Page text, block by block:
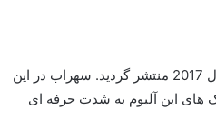
آلبوم یکسین نیز توسط اعضای گروه زدبازی و هم چنین سهراب ام جی در سال 2017 منتشر گردید. سهراب در این
های این آلبوم به شدت حرفه ای